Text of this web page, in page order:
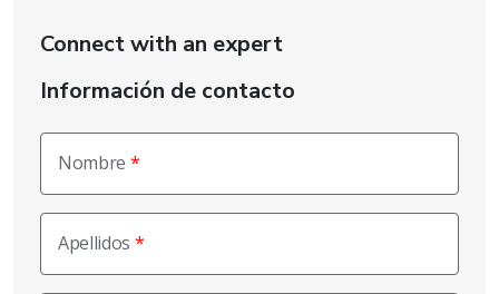
Connect with an expert
Información de contacto
Nombre
Apellidos